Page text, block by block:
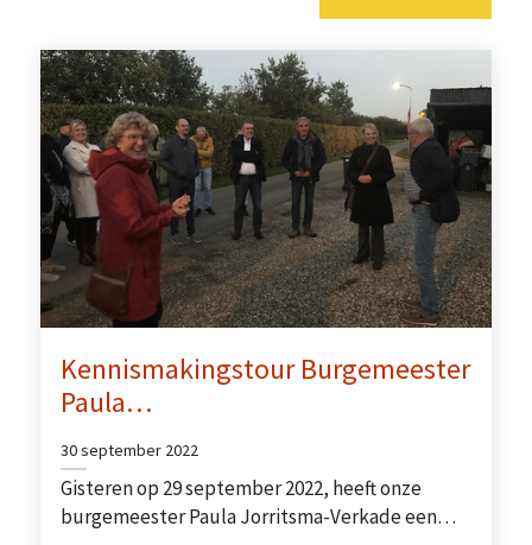
Kennismakingstour Burgemeester
Paula…
30 september 2022
Gisteren op 29 september 2022, heeft onze
burgemeester Paula Jorritsma-Verkade een…